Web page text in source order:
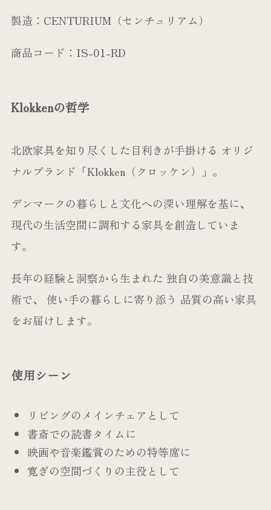
製造：CENTURIUM（センチュリアム）
商品コード：IS-01-RD
Klokkenの哲学
北欧家具を知り尽くした目利きが手掛ける オリジ
ナルブランド「Klokken（クロッケン）」。
デンマークの暮らしと文化への深い理解を基に、
現代の生活空間に調和する家具を創造していま
す。
長年の経験と洞察から生まれた 独自の美意識と技
術で、 使い手の暮らしに寄り添う 品質の高い家具
をお届けします。
使用シーン
リビングのメインチェアとして
書斎での読書タイムに
映画や音楽鑑賞のための特等席に
寛ぎの空間づくりの主役として